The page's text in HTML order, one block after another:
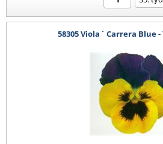
58305 Viola ´ Carrera Blue -